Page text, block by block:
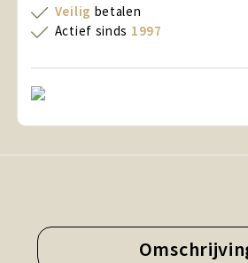
Veilig betalen
Actief sinds 1997